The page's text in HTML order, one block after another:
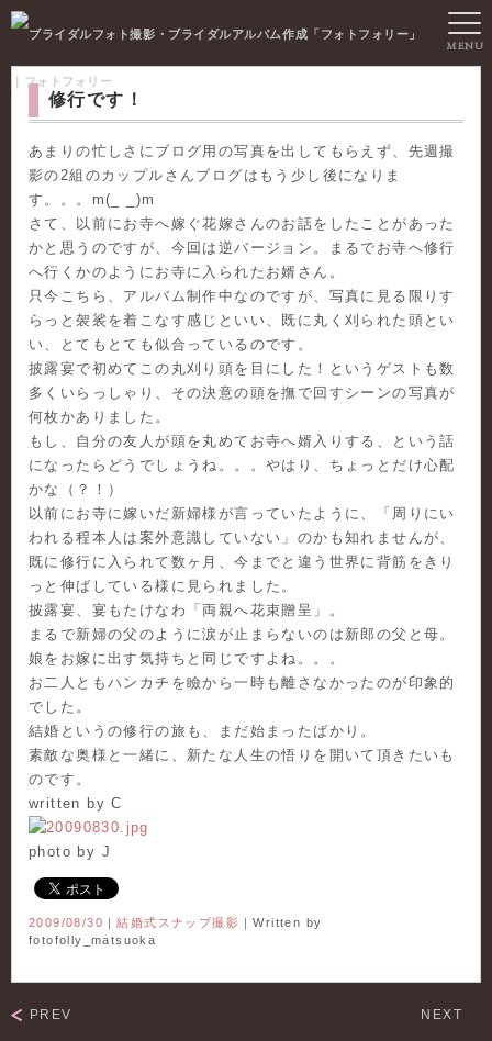
修行です！
あまりの忙しさにブログ用の写真を出してもらえず、先週撮
影の2組のカップルさんブログはもう少し後になりま
す。。。m(_ _)m
さて、以前にお寺へ嫁ぐ花嫁さんのお話をしたことがあった
かと思うのですが、今回は逆バージョン。まるでお寺へ修行
へ行くかのようにお寺に入られたお婿さん。
只今こちら、アルバム制作中なのですが、写真に見る限りす
らっと袈裟を着こなす感じといい、既に丸く刈られた頭とい
い、とてもとても似合っているのです。
披露宴で初めてこの丸刈り頭を目にした！というゲストも数
多くいらっしゃり、その決意の頭を撫で回すシーンの写真が
何枚かありました。
もし、自分の友人が頭を丸めてお寺へ婿入りする、という話
になったらどうでしょうね。。。やはり、ちょっとだけ心配
かな（？！）
以前にお寺に嫁いだ新婦様が言っていたように、「周りにい
われる程本人は案外意識していない」のかも知れませんが、
既に修行に入られて数ヶ月、今までと違う世界に背筋をきり
っと伸ばしている様に見られました。
披露宴、宴もたけなわ「両親へ花束贈呈」。
まるで新婦の父のように涙が止まらないのは新郎の父と母。
娘をお嫁に出す気持ちと同じですよね。。。
お二人ともハンカチを瞼から一時も離さなかったのが印象的
でした。
結婚というの修行の旅も、まだ始まったばかり。
素敵な奥様と一緒に、新たな人生の悟りを開いて頂きたいも
のです。
written by C
photo by J
2009/08/30 ｜結婚式スナップ撮影 ｜Written by
fotofolly_matsuoka
PREV NEXT
｜フォトフォリー
MENU